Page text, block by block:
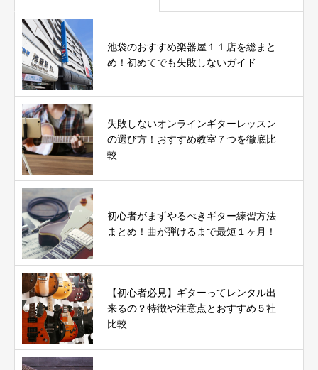
池袋のおすすめ楽器屋１１店を総まと
め！初めてでも失敗しないガイド
失敗しないオンラインギターレッスン
の選び方！おすすめ教室７つを徹底比
較
初心者がまずやるべきギター練習方法
まとめ！曲が弾けるまで最短１ヶ月！
【初心者必見】ギターってレンタル出
来るの？特徴や注意点とおすすめ５社
比較